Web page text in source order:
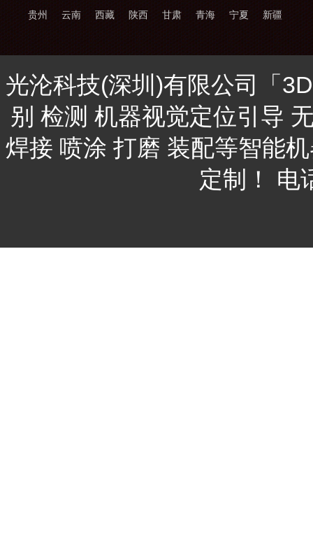
贵州 云南 西藏 陕西 甘肃 青海 宁夏 新疆
光沦科技(深圳)有限公司「
别 检测 机器视觉定位引导
焊接 喷涂 打磨 装配等智能
定制！ 电